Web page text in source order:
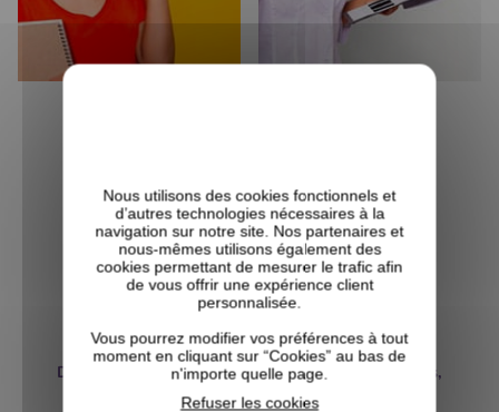
cheveux crépus, frisés et bouclés. Nous
recherchons les petites marques qui font des
produits naturels pour satisfaire vos boucles.
Nous proposons un ensemble de produits
sélectionnés pour leur qualité, leur naturalité et
leur adéquation aux besoins des cheveux
texturisés.
Des soins adaptés aux besoins des cheveux crépus,
frisés et bouclés
Nous utilisons des cookies fonctionnels et
d’autres technologies nécessaires à la
navigation sur notre site. Nos partenaires et
nous-mêmes utilisons également des
cookies permettant de mesurer le trafic afin
de vous offrir une expérience client
personnalisée.
Vous pourrez modifier vos préférences à tout
moment en cliquant sur “Cookies” au bas de
n'importe quelle page.
Refuser les cookies